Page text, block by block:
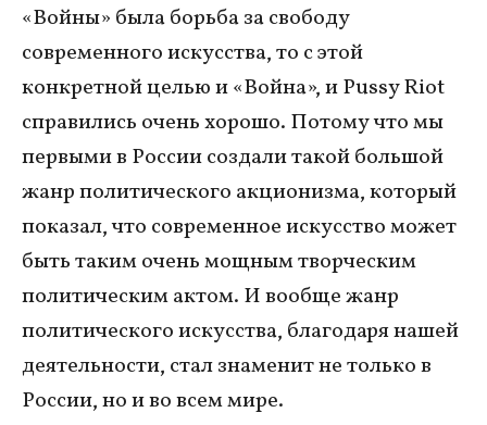
«Войны» была борьба за свободу
современного искусства, то с этой
конкретной целью и «Война», и Pussy Riot
справились очень хорошо. Потому что мы
первыми в России создали такой большой
жанр политического акционизма, который
показал, что современное искусство может
быть таким очень мощным творческим
политическим актом. И вообще жанр
политического искусства, благодаря нашей
деятельности, стал знаменит не только в
России, но и во всем мире.